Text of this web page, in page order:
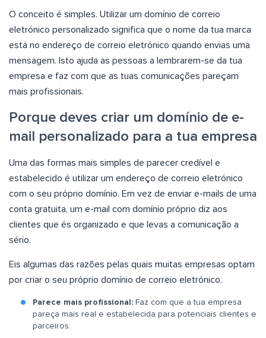
O conceito é simples. Utilizar um domínio de correio
eletrónico personalizado significa que o nome da tua marca
está no endereço de correio eletrónico quando envias uma
mensagem. Isto ajuda as pessoas a lembrarem-se da tua
empresa e faz com que as tuas comunicações pareçam
mais profissionais.
Porque deves criar um domínio de e-
mail personalizado para a tua empresa
Uma das formas mais simples de parecer credível e
estabelecido é utilizar um endereço de correio eletrónico
com o seu próprio domínio. Em vez de enviar e-mails de uma
conta gratuita, um e-mail com domínio próprio diz aos
clientes que és organizado e que levas a comunicação a
sério.
Eis algumas das razões pelas quais muitas empresas optam
por criar o seu próprio domínio de correio eletrónico.
Parece mais profissional: Faz com que a tua empresa
pareça mais real e estabelecida para potenciais clientes e
parceiros.